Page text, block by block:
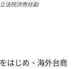
法院洪秀柱副
はじめ、海外台商